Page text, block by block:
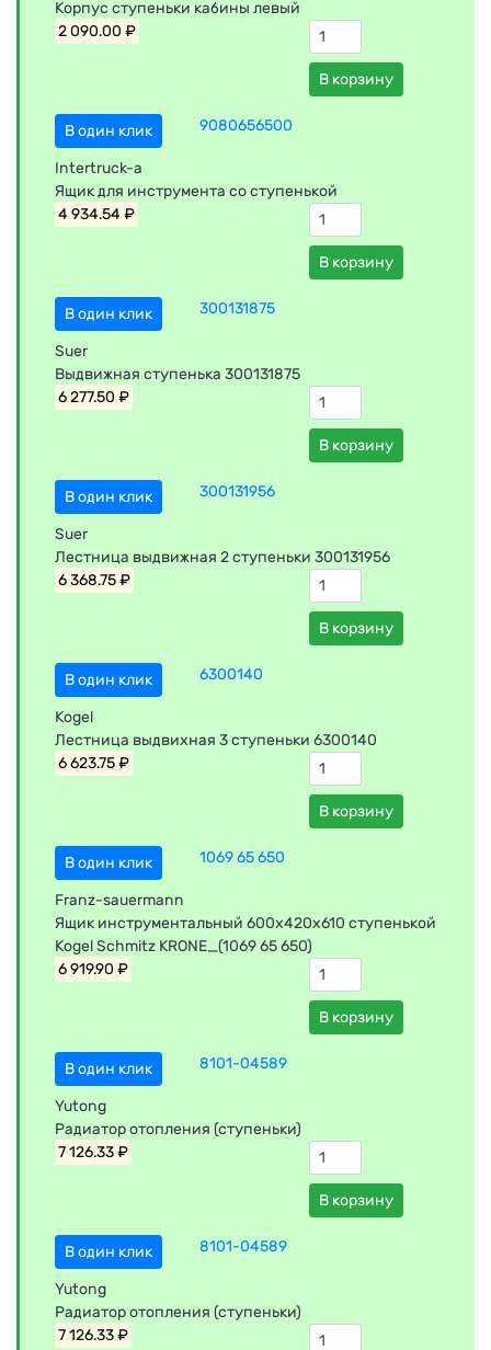
Корпус ступеньки кабины левый
2 090.00 ₽
В корзину
В один клик 9080656500
Intertruck-a
Ящик для инструмента со ступенькой
4 934.54 ₽
В корзину
В один клик 300131875
Suer
Выдвижная ступенька 300131875
6 277.50 ₽
В корзину
В один клик 300131956
Suer
Лестница выдвижная 2 ступеньки 300131956
6 368.75 ₽
В корзину
В один клик 6300140
Kogel
Лестница выдвихная 3 ступеньки 6300140
6 623.75 ₽
В корзину
В один клик 1069 65 650
Franz-sauermann
Ящик инструментальный 600х420х610 ступенькой
Kogel Schmitz KRONE_(1069 65 650)
6 919.90 ₽
В корзину
В один клик 8101-04589
Yutong
Радиатор отопления (ступеньки)
7 126.33 ₽
В корзину
В один клик 8101-04589
Yutong
Радиатор отопления (ступеньки)
7 126.33 ₽